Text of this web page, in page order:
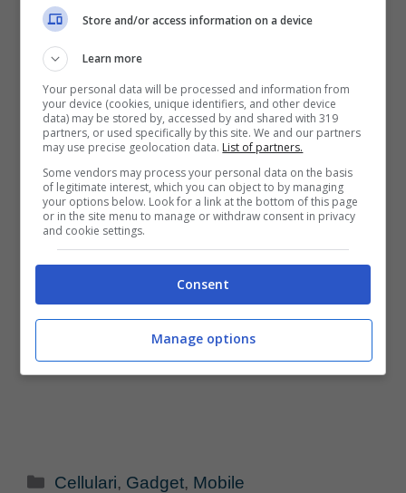
iPhone FlexiSkin
FlexiSkin è un’altra protezione, un po’ meno
elegante di Designio ma ugualmente
efficace, forse anche di più perchè lo rende
inattaccabile da polvere e graffi. E’ in sei
colori tra cui grigio, rosa, blu, nero.
Categorie
Cellulari, Gadget, Mobile
Store and/or access information on a device
Learn more
Your personal data will be processed and information from
your device (cookies, unique identifiers, and other device
data) may be stored by, accessed by and shared with 319
partners, or used specifically by this site. We and our partners
may use precise geolocation data. List of partners.
Some vendors may process your personal data on the basis
of legitimate interest, which you can object to by managing
your options below. Look for a link at the bottom of this page
or in the site menu to manage or withdraw consent in privacy
and cookie settings.
Consent
Manage options